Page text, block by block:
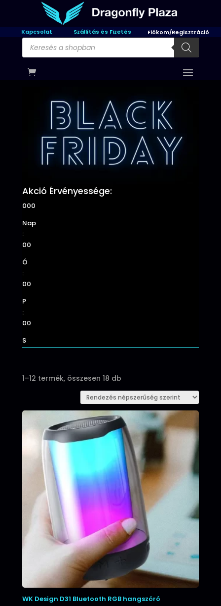
Kapcsolat Szállítás és Fizetés Fiókom/Regisztráció
Products
search
Akció Érvényessége:
000
Nap
:
00
Ó
:
00
P
:
00
S
1–12 termék, összesen 18 dbSorted
by
popularity
WK Design D31 Bluetooth RGB hangszóró